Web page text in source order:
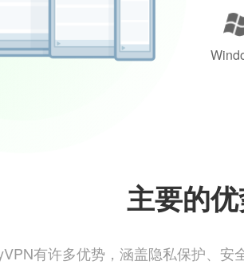
主要的
有许多优势，涵盖隐私保护、安